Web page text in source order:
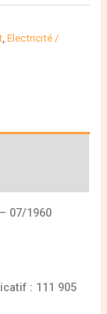
,Electricité /
07/1960
: 111 905